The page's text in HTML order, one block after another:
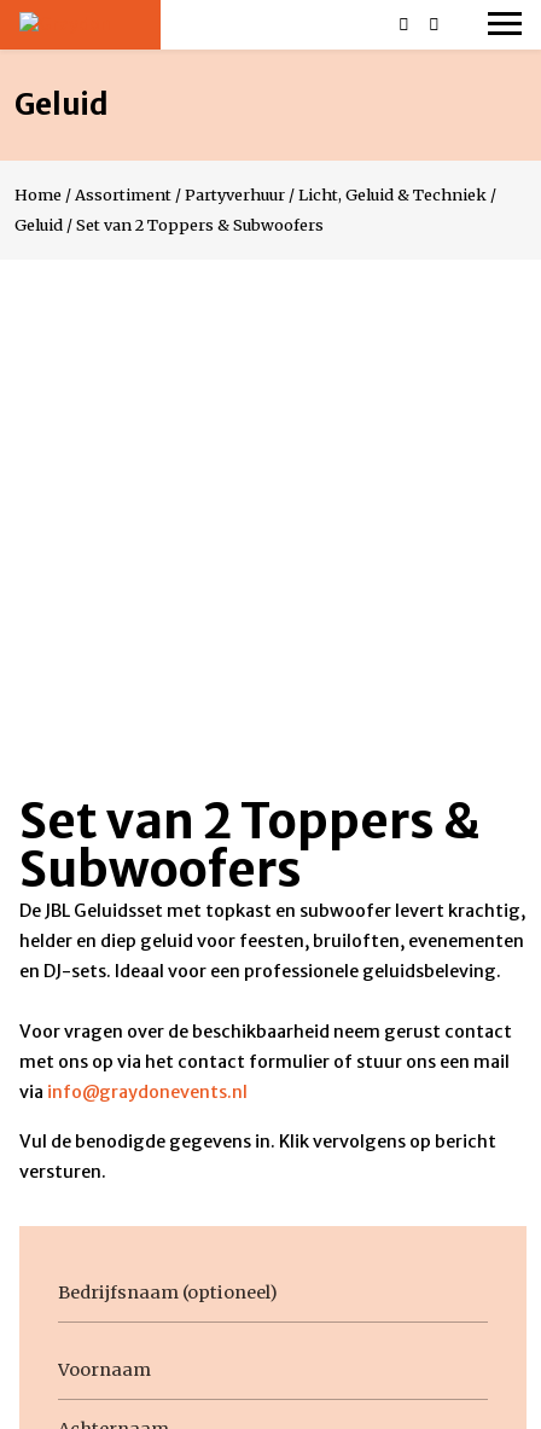
Geluid
Home / Assortiment /Partyverhuur /Licht, Geluid & Techniek /
Geluid /Set van 2 Toppers & Subwoofers
Set van 2 Toppers &
Subwoofers
De JBL Geluidsset met topkast en subwoofer levert krachtig,
helder en diep geluid voor feesten, bruiloften, evenementen
en DJ-sets. Ideaal voor een professionele geluidsbeleving.
Voor vragen over de beschikbaarheid neem gerust contact
met ons op via het contact formulier of stuur ons een mail
via info@graydonevents.nl
Vul de benodigde gegevens in. Klik vervolgens op bericht
versturen.